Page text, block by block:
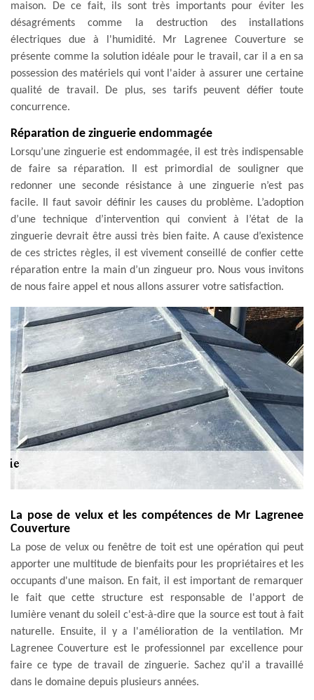
maison. De ce fait, ils sont très importants pour éviter les
désagréments comme la destruction des installations
électriques due à l'humidité. Mr Lagrenee Couverture se
présente comme la solution idéale pour le travail, car il a en sa
possession des matériels qui vont l'aider à assurer une certaine
qualité de travail. De plus, ses tarifs peuvent défier toute
concurrence.
Réparation de zinguerie endommagée
Lorsqu’une zinguerie est endommagée, il est très indispensable
de faire sa réparation. Il est primordial de souligner que
redonner une seconde résistance à une zinguerie n’est pas
facile. Il faut savoir définir les causes du problème. L’adoption
d’une technique d’intervention qui convient à l’état de la
zinguerie devrait être aussi très bien faite. A cause d’existence
de ces strictes règles, il est vivement conseillé de confier cette
réparation entre la main d’un zingueur pro. Nous vous invitons
de nous faire appel et nous allons assurer votre satisfaction.
La pose de velux et les compétences de Mr Lagrenee
Couverture
La pose de velux ou fenêtre de toit est une opération qui peut
apporter une multitude de bienfaits pour les propriétaires et les
occupants d'une maison. En fait, il est important de remarquer
le fait que cette structure est responsable de l'apport de
lumière venant du soleil c'est-à-dire que la source est tout à fait
naturelle. Ensuite, il y a l'amélioration de la ventilation. Mr
Lagrenee Couverture est le professionnel par excellence pour
faire ce type de travail de zinguerie. Sachez qu'il a travaillé
dans le domaine depuis plusieurs années.